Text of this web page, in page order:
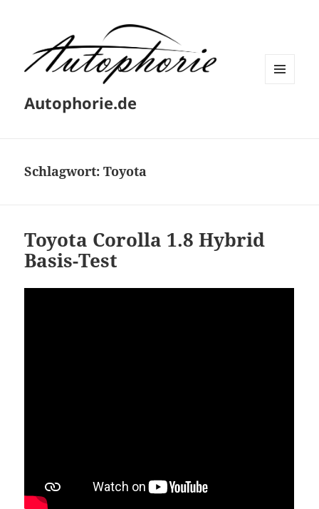
Autophorie.de
Schlagwort:Toyota
Toyota Corolla 1.8 Hybrid
Basis-Test